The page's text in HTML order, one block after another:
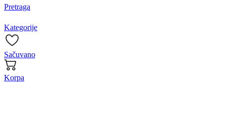
Pretraga
Kategorije
Sačuvano
Korpa